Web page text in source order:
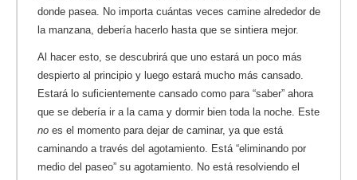
donde pasea. No importa cuántas veces camine alrededor de
la manzana, debería hacerlo hasta que se sintiera mejor.
Al hacer esto, se descubrirá que uno estará un poco más
despierto al principio y luego estará mucho más cansado.
Estará lo suficientemente cansado como para “saber” ahora
que se debería ir a la cama y dormir bien toda la noche. Este
no es el momento para dejar de caminar, ya que está
caminando a través del agotamiento. Está “eliminando por
medio del paseo” su agotamiento. No está resolviendo el